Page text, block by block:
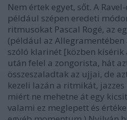
Nem értek egyet, sőt. A
például szépen eredeti
ritmusokat Pascal Rogé, az
(például az Allegramentében
szóló klarinét [közben kísérik
után felel a zongorista, hát
összeszaladtak az ujjai, de
kezeli lazán a ritmikát,
miért ne mehetne át egy
valami ez meglepett és